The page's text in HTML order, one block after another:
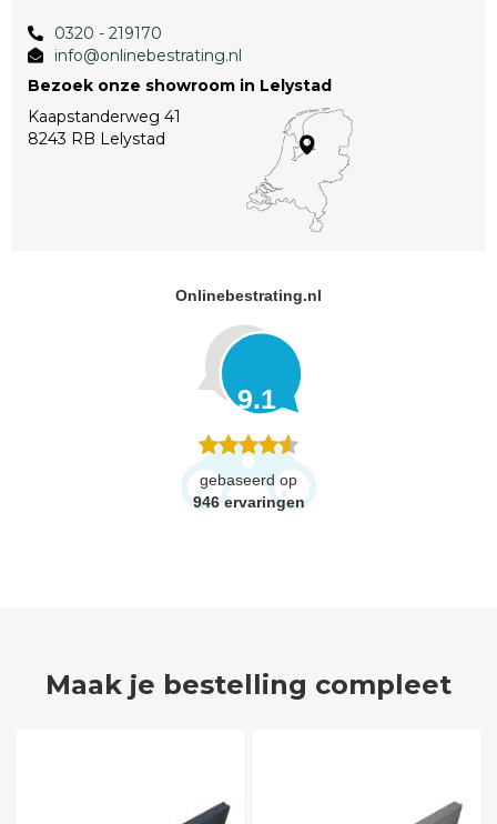
0320 - 219170
info@onlinebestrating.nl
Bezoek onze showroom in Lelystad
Kaapstanderweg 41
8243 RB Lelystad
Onlinebestrating.nl
9.1
gebaseerd op
946 ervaringen
Maak je bestelling compleet